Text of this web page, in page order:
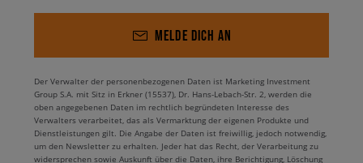
MELDE DICH AN
Der Verwalter der personenbezogenen Daten ist Marketing Investment
Group S.A. mit Sitz in Erkner (15537), Dr. Hans-Lebach-Str. 2, werden die
oben angegebenen Daten im rechtlich begründeten Interesse des
Verwalters verarbeitet, das als Vermarktung der eigenen Produkte und
Dienstleistungen gilt. Die Angabe der Daten ist freiwillig, jedoch notwendig,
um den Newsletter zu erhalten. Jeder hat das Recht, der Verarbeitung zu
widersprechen sowie Auskunft über die Daten, ihre Berichtigung, Löschung